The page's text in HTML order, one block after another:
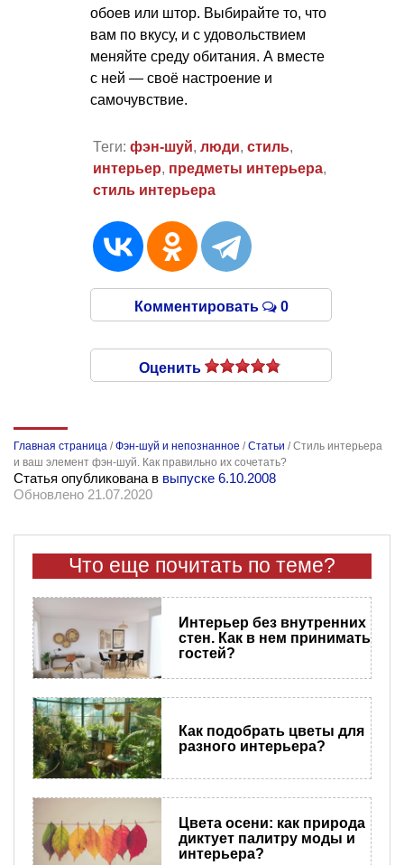
обоев или штор. Выбирайте то, что
вам по вкусу, и с удовольствием
меняйте среду обитания. А вместе
с ней — своё настроение и
самочувствие.
Теги: фэн-шуй, люди, стиль,
интерьер, предметы интерьера,
стиль интерьера
Комментировать 0
Оценить
Главная страница /Фэн-шуй и непознанное /Статьи /Стиль интерьера
и ваш элемент фэн-шуй. Как правильно их сочетать?
Статья опубликована в выпуске 6.10.2008
Обновлено 21.07.2020
Что еще почитать по теме?
Интерьер без внутренних
стен. Как в нем принимать
гостей?
Как подобрать цветы для
разного интерьера?
Цвета осени: как природа
диктует палитру моды и
интерьера?